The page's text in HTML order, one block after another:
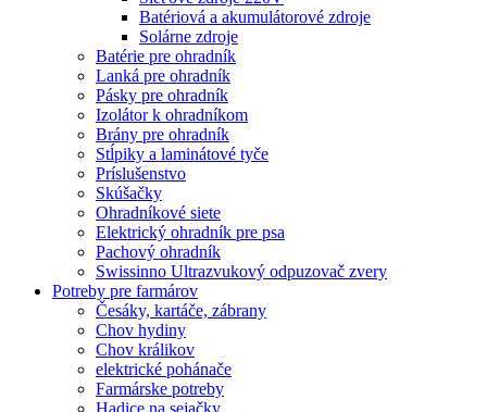
Batériová a akumulátorové zdroje
Solárne zdroje
Batérie pre ohradník
Lanká pre ohradník
Pásky pre ohradník
Izolátor k ohradníkom
Brány pre ohradník
Stĺpiky a laminátové tyče
Príslušenstvo
Skúšačky
Ohradníkové siete
Elektrický ohradník pre psa
Pachový ohradník
Swissinno Ultrazvukový odpuzovač zvery
Potreby pre farmárov
Česáky, kartáče, zábrany
Chov hydiny
Chov králikov
elektrické pohánače
Farmárske potreby
Hadice na sejačky